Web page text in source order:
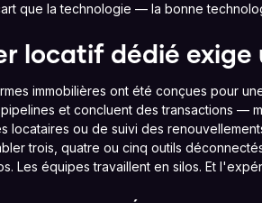
que la technologie — la bonne
locatif dédié
immobilières ont été conçues pour
et concluent des transactions —
locataires ou de suivi des
trois, quatre ou cinq outils
Les équipes travaillent en silos. Et